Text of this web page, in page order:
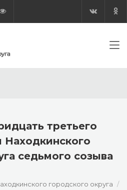
третьего
седьмого созыва
городского округа